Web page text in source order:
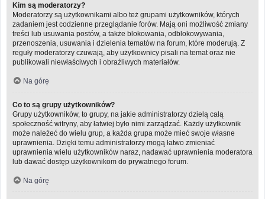
Kim są moderatorzy?
Moderatorzy są użytkownikami albo też grupami użytkowników, których
zadaniem jest codzienne przeglądanie forów. Mają oni możliwość zmiany
treści lub usuwania postów, a także blokowania, odblokowywania,
przenoszenia, usuwania i dzielenia tematów na forum, które moderują. Z
reguły moderatorzy czuwają, aby użytkownicy pisali na temat oraz nie
publikowali niewłaściwych i obraźliwych materiałów.
Na górę
Co to są grupy użytkowników?
Grupy użytkowników, to grupy, na jakie administratorzy dzielą całą
społeczność witryny, aby łatwiej było nimi zarządzać. Każdy użytkownik
może należeć do wielu grup, a każda grupa może mieć swoje własne
uprawnienia. Dzięki temu administratorzy mogą łatwo zmieniać
uprawnienia wielu użytkowników naraz, nadawać uprawnienia moderatora
lub dawać dostęp użytkownikom do prywatnego forum.
Na górę